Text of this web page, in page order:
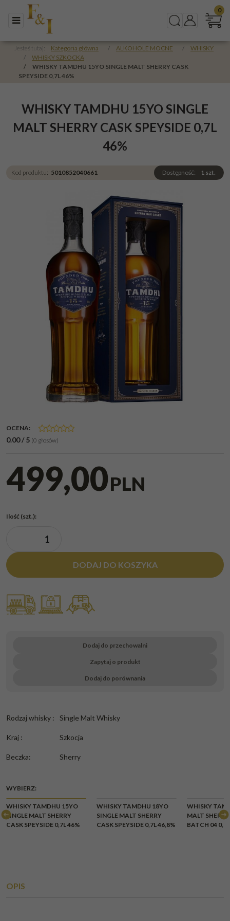
Menu SzukajPanel
0
Jesteś tutaj: Kategoria główna / ALKOHOLE MOCNE /
WHISKY
/
WHISKY SZKOCKA
/
WHISKY TAMDHU 15YO SINGLE MALT SHERRY CASK
SPEYSIDE 0,7L 46%
WHISKY TAMDHU 15YO SINGLE
MALT SHERRY CASK SPEYSIDE 0,7L
46%
Kod produktu: 5010852040661 Dostępność: 1 szt.
OCENA:
0.00/5 (0 głosów)
499,00PLN
Ilość (szt.):
DODAJ DO KOSZYKA
Dodaj do przechowalni
Zapytaj o produkt
Dodaj do porównania
Rodzaj whisky : Single Malt Whisky
Kraj : Szkocja
Beczka: Sherry
WYBIERZ:
WHISKY TAMDHU 15YO
SINGLE MALT SHERRY
CASK SPEYSIDE 0,7L 46%
WHISKY TAMDHU 18YO
SINGLE MALT SHERRY
CASK SPEYSIDE 0,7L 46,8%
WHISKY
MALT
BATCH 04
OPIS